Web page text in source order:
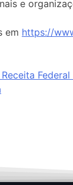
e
em https://
Receita